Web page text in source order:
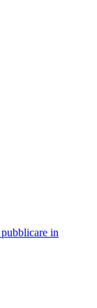
in